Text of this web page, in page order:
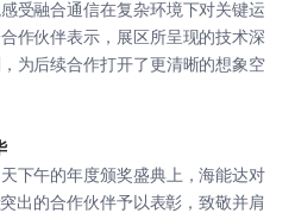
受融合通信在复杂环境下对关键运
作伙伴表示，展区所呈现的技术深
为后续合作打开了更清晰的想象空
下午的年度颁奖盛典上，海能达对
出的合作伙伴予以表彰，致敬并肩